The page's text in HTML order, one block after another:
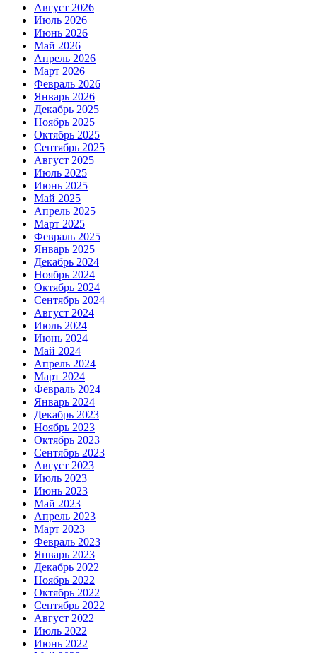
Август 2026
Июль 2026
Июнь 2026
Май 2026
Апрель 2026
Март 2026
Февраль 2026
Январь 2026
Декабрь 2025
Ноябрь 2025
Октябрь 2025
Сентябрь 2025
Август 2025
Июль 2025
Июнь 2025
Май 2025
Апрель 2025
Март 2025
Февраль 2025
Январь 2025
Декабрь 2024
Ноябрь 2024
Октябрь 2024
Сентябрь 2024
Август 2024
Июль 2024
Июнь 2024
Май 2024
Апрель 2024
Март 2024
Февраль 2024
Январь 2024
Декабрь 2023
Ноябрь 2023
Октябрь 2023
Сентябрь 2023
Август 2023
Июль 2023
Июнь 2023
Май 2023
Апрель 2023
Март 2023
Февраль 2023
Январь 2023
Декабрь 2022
Ноябрь 2022
Октябрь 2022
Сентябрь 2022
Август 2022
Июль 2022
Июнь 2022